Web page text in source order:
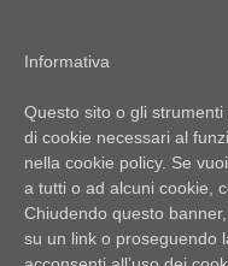
Italia Notizie
Giornale di
Giornale di
Il
in Puglia
Informativa
Questo sito o gli
di cookie necessari al
nella cookie policy. Se
a tutti o ad alcuni cookie,
Chiudendo questo
su un link o proseguendo